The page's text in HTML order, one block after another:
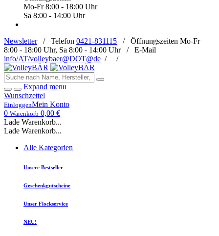
Mo-Fr 8:00 - 18:00 Uhr
Sa 8:00 - 14:00 Uhr
Newsletter/ Telefon 0421-831115 / Öffnungszeiten Mo-Fr
8:00 - 18:00 Uhr, Sa 8:00 - 14:00 Uhr / E-Mail
info/AT/volleybaer@DOT@de / /
Expand menu
Wunschzettel
EinloggenMein Konto
0 Warenkorb 0,00 €
Lade Warenkorb...
Lade Warenkorb...
Alle Kategorien
Unsere Bestseller
Geschenkgutscheine
Unser Flockservice
NEU!